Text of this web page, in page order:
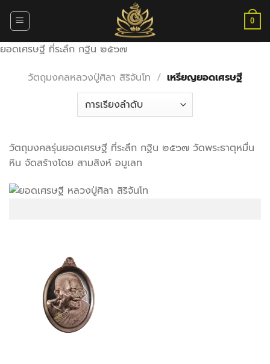
เนื้อหา
0
ยอดเศรษฐี ที่ระลึก กฐิน ๒๕๖๗
วัตถุมงคลหลวงปู่ศิลา สิริจันโท / เหรียญยอดเศรษฐี
วัตถุมงคลรุ่นยอดเศรษฐี ที่ระลึก กฐิน ๒๕๖๗ วัดพระธาตุหมื่น
หิน จัดสร้างโดย สามสิงห์ อมูเลท